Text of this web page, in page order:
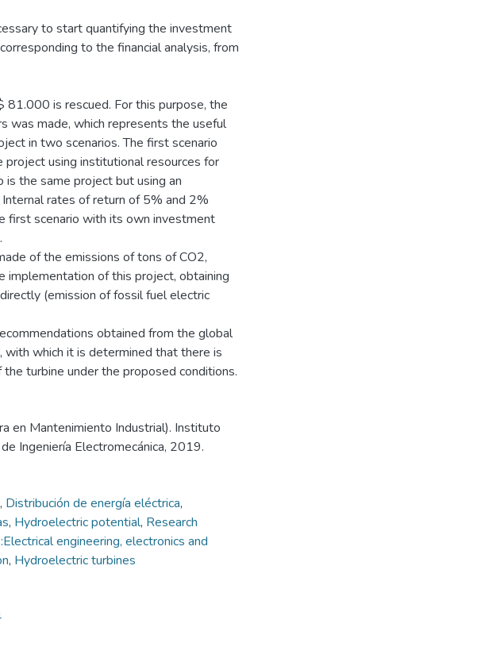
to start quantifying the investment
to the financial analysis, from
is rescued. For this purpose, the
was made, which represents the useful
in two scenarios. The first scenario
using institutional resources for
the same project but using an
rates of return of 5% and 2%
first scenario with its own investment
of the emissions of tons of CO2,
implementation of this project, obtaining
(emission of fossil fuel electric
obtained from the global
which it is determined that there is
turbine under the proposed conditions.
en Mantenimiento Industrial). Instituto
Ingeniería Electromecánica, 2019.
, Distribución de energía eléctrica,
, Hydroelectric potential, Research
engineering, electronics and
, Hydroelectric turbines